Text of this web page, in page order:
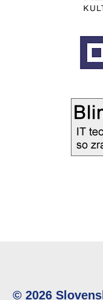
© 2026